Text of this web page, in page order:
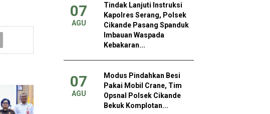
07
AGU
Tindak Lanjuti Instruksi
Kapolres Serang, Polsek
Cikande Pasang Spanduk
Imbauan Waspada
Kebakaran...
07
AGU
Modus Pindahkan Besi
Pakai Mobil Crane, Tim
Opsnal Polsek Cikande
Bekuk Komplotan...